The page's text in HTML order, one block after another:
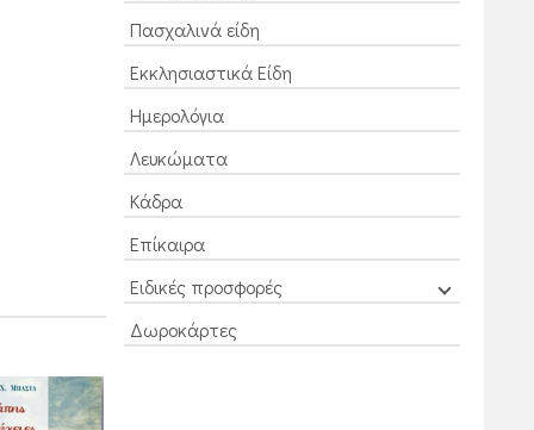
Πασχαλινά είδη
Εκκλησιαστικά Είδη
Ημερολόγια
Λευκώματα
Κάδρα
Επίκαιρα
Ειδικές προσφορές
Δωροκάρτες